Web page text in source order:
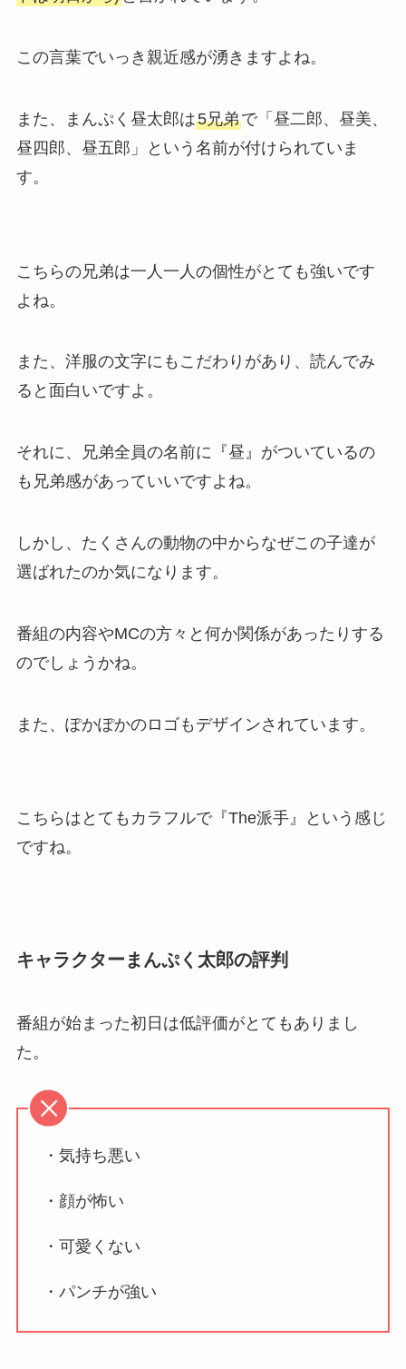
この言葉でいっき親近感が湧きますよね。
また、まんぷく昼太郎は5兄弟で「昼二郎、昼美、
昼四郎、昼五郎」という名前が付けられていま
す。
こちらの兄弟は一人一人の個性がとても強いです
よね。
また、洋服の文字にもこだわりがあり、読んでみ
ると面白いですよ。
それに、兄弟全員の名前に『昼』がついているの
も兄弟感があっていいですよね。
しかし、たくさんの動物の中からなぜこの子達が
選ばれたのか気になります。
番組の内容やMCの方々と何か関係があったりする
のでしょうかね。
また、ぽかぽかのロゴもデザインされています。
こちらはとてもカラフルで『The派手』という感じ
ですね。
キャラクターまんぷく太郎の評判
番組が始まった初日は低評価がとてもありまし
た。
・気持ち悪い
・顔が怖い
・可愛くない
・パンチが強い